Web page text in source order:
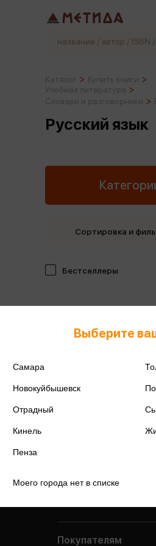
Русский язык
Бестселлеры
Сортировка и
Выберите
Самара
Новокуйбышевск
Отрадный
Кинель
Пенза
Моего города нет в списке
Покупателям